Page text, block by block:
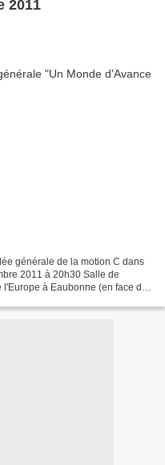
2011
générale de la motion C dans
2011 à 20h30 Salle de
à Eaubonne (en face de